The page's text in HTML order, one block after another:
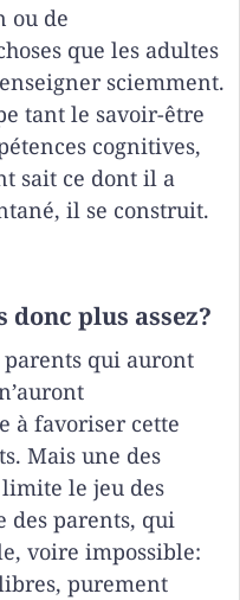
ou de
que les adultes
sciemment.
tant le savoir-être
cognitives,
sait ce dont il a
il se construit.
donc plus assez?
qui auront
à favoriser cette
Mais une des
le jeu des
des parents, qui
voire impossible:
purement